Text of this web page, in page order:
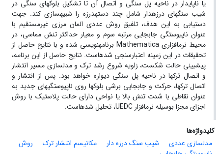
یا ناپایدار در ناحیه پل سنگی و اتصال آن تا تشکیل بلوک‏های سنگی در
شیب سنگ‏های درزه‏دار شامل چند دسته‏درزه را شبیه‏سازی کند. جهت
دستیابی به این هدف، تلفیق روش عددی المان مرزی غیرمستقیم با
عنوان ناپیوستگی جابجایی مرتبه سوم و معیار حداکثر تنش مماسی، در
محیط نرم‏افزاری Mathematica برنامه‏نویسی شده و با نتایج حاصل از
تحقیقات در این زمینه اعتبارسنجی شده‏است. نتایج حاصل از این برنامه،
پیش‏بینی حالت شکست، زاویه شروع رشد ترک و مدلسازی مسیر انتشار
و اتصال ترک‏ها در ناحیه پل سنگی دیواره خواهد بود. پس از انتشار و
اتصال ترک‏ها، حرکت و جابجایی برشی بلوک‏ها روی ناپیوستگی‏های جدید به
عنوان نقاطی با شدت تنش بالا یا نواحی دارای حالت پلاستیک با روش
اجزای مجزا بوسیله نرم‏افزار UEDC، تحلیل شده‏است.
کلیدواژه‌ها
مدلسازی عددی
شیب ‏سنگ درزه ‏دار مکانیسم انتشار ترک
روش